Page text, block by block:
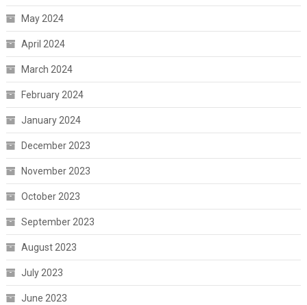
May 2024
April 2024
March 2024
February 2024
January 2024
December 2023
November 2023
October 2023
September 2023
August 2023
July 2023
June 2023